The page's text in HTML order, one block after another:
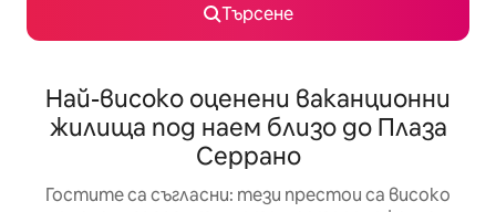
Търсене
Най-високо оценени ваканционни
жилища под наем близо до Плаза
Серрано
Гостите са съгласни: тези престои са високо